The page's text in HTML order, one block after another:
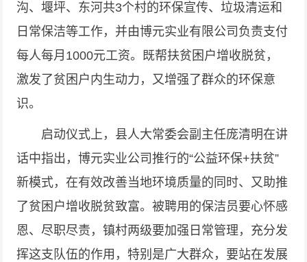
沟、堰坪、东河共3个村的环保宣传、垃圾清运和
日常保洁等工作，并由博元实业有限公司负责支付
每人每月1000元工资。既帮扶贫困户增收脱贫，
激发了贫困户内生动力，又增强了群众的环保意
识。
启动仪式上，县人大常委会副主任庞清明在讲
话中指出，博元实业公司推行的“公益环保+扶贫”
新模式，在有效改善当地环境质量的同时、又助推
了贫困户增收脱贫致富。被聘用的保洁员要心怀感
恩、尽职尽责，镇村两级要加强日常管理，充分发
挥这支队伍的作用，特别是广大群众，要站在发展